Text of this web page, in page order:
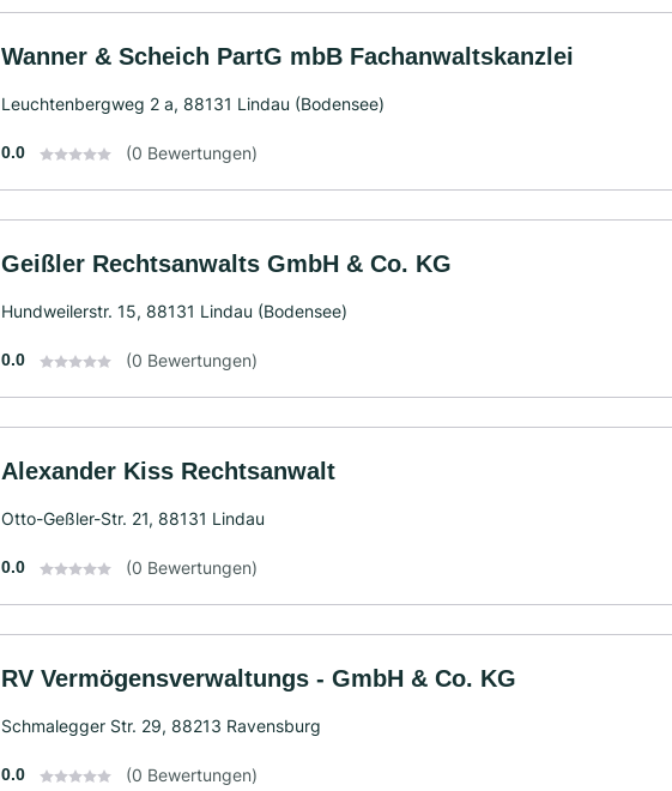
Wanner & Scheich PartG mbB Fachanwaltskanzlei
Leuchtenbergweg 2 a, 88131 Lindau (Bodensee)
0.0 (0 Bewertungen)
Geißler Rechtsanwalts GmbH & Co. KG
Hundweilerstr. 15, 88131 Lindau (Bodensee)
0.0 (0 Bewertungen)
Alexander Kiss Rechtsanwalt
Otto-Geßler-Str. 21, 88131 Lindau
0.0 (0 Bewertungen)
RV Vermögensverwaltungs - GmbH & Co. KG
Schmalegger Str. 29, 88213 Ravensburg
0.0 (0 Bewertungen)